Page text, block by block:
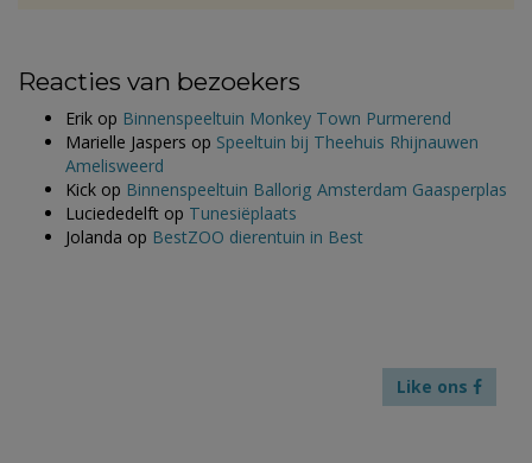
Reacties van bezoekers
Erik op Binnenspeeltuin Monkey Town Purmerend
Marielle Jaspers op Speeltuin bij Theehuis Rhijnauwen
Amelisweerd
Kick op Binnenspeeltuin Ballorig Amsterdam Gaasperplas
Luciededelft op Tunesiëplaats
Jolanda op BestZOO dierentuin in Best
Like ons